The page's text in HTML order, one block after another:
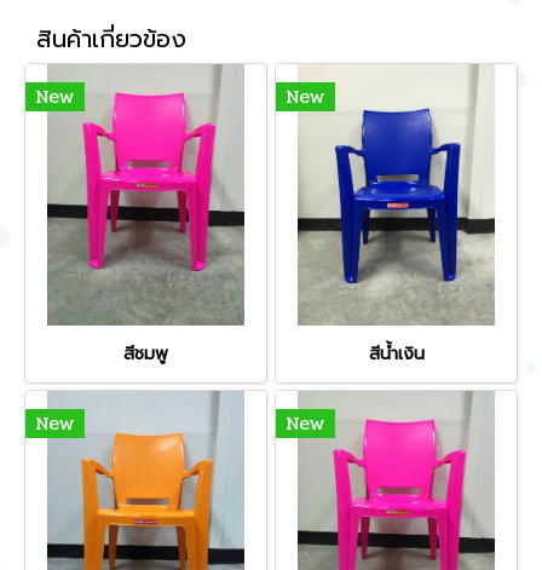
สินค้าเกี่ยวข้อง
New
สีชมพู
New
สีน้ำเงิน
New New